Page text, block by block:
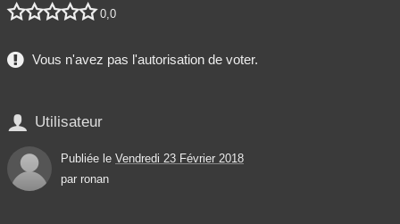
 0,0
Vous n'avez pas l'autorisation de voter.
 Utilisateur
Publiée le Vendredi 23 Février 2018
par ronan